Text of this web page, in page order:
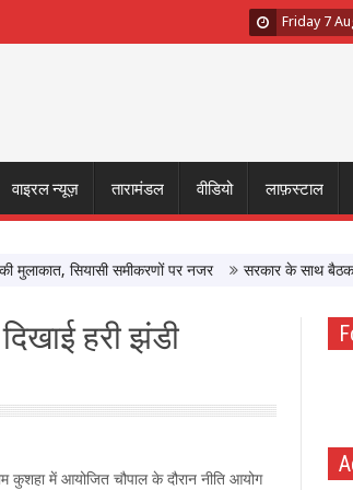
Friday 7
वाइरल न्यूज़ तारामंडल वीडियो लाफ़स्टाल
सियासी समीकरणों पर नजर सरकार के साथ बैठक के बाद
हरी झंडी
कुशहा में आयोजित चौपाल के दौरान नीति आयोग